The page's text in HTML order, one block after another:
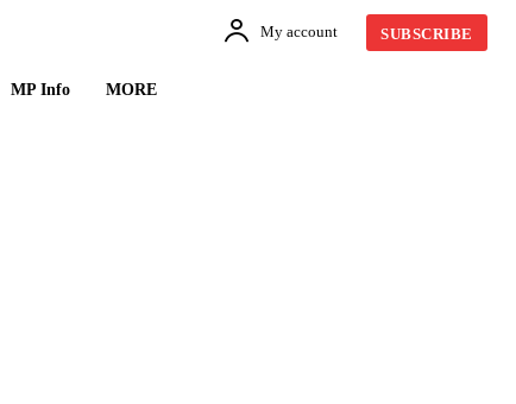
My account SUBSCRIBE
MP Info MORE